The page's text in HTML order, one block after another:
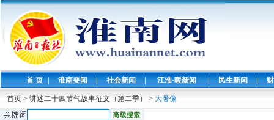
首 页 | 淮南要闻 | 社会新闻 | 江淮·暖新闻 | 民生新闻 |
首页 > 讲述二十四节气故事征文（第二季） > 大暑像